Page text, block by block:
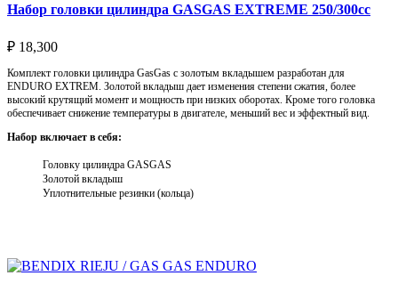
Набор головки цилиндра GASGAS EXTREME 250/300cc
₽ 18,300
Комплект головки цилиндра GasGas с золотым вкладышем разработан для
ENDURO EXTREM. Золотой вкладыш дает изменения степени сжатия, более
высокий крутящий момент и мощность при низких оборотах. Кроме того головка
обеспечивает снижение температуры в двигателе, меньший вес и эффектный вид.
Набор включает в себя:
Головку цилиндра GASGAS
Золотой вкладыш
Уплотнительные резинки (кольца)